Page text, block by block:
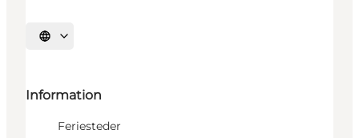
Vælg sprog
Information
Feriesteder